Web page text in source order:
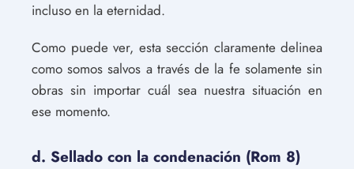
incluso en la eternidad.
Como puede ver, esta sección claramente delinea
como somos salvos a través de la fe solamente sin
obras sin importar cuál sea nuestra situación en
ese momento.
d. Sellado con la condenación (Rom 8)